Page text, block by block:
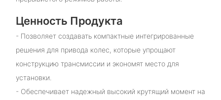
Ценность Продукта
- Позволяет создавать компактные интегрированные
решения для привода колес, которые упрощают
конструкцию трансмиссии и экономят место для
установки.
- Обеспечивает надежный высокий крутящий момент на